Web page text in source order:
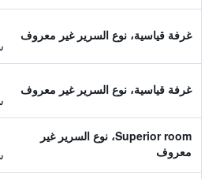
غرفة قياسية، نوع السرير غير معروف
غرفة قياسية، نوع السرير غير معروف
Superior room، نوع السرير غير
معروف